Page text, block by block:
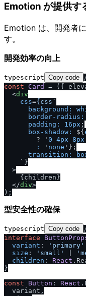
Emotion が提供す
Emotion は、開発者
す。
開発効率の向上
typescript Copy code
const
Card = ( {
<div
css={css `
background:
border-radius:
padding:
16px ;
box-shadow:
${
        ? '
0 4px 8px
:
' none '};
transition:
    `}
  >
    {children}
</div>
型安全性の確保
typescript Copy code
interface
variant : 'primary'
size : 'small'
children : React .
}
const
Button : React .
  variant,